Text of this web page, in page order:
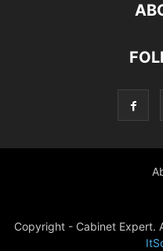
Copyright - Cabinet Expert.